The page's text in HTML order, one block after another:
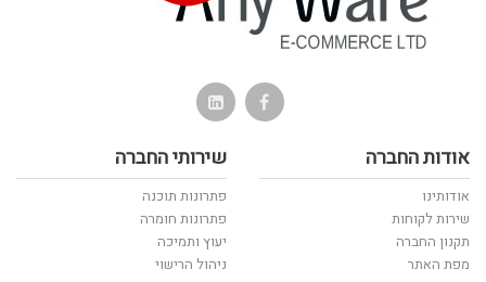
אודות החברה
אודותינו
שירות לקוחות
תקנון החברה
מפת האתר
שירותי החברה
פתרונות תוכנה
פתרונות חומרה
יעוץ ותמיכה
ניהול הרישוי